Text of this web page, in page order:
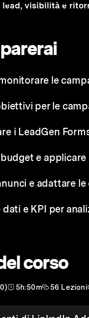
lead, visibilità e
le
per le
i LeadGen
e
e adattare
e KPI per
corso
5h:50m 56 Lezioni